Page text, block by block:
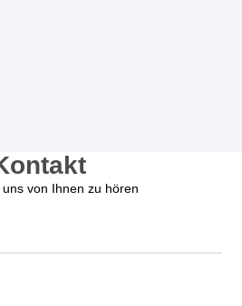
von Ihnen zu hören